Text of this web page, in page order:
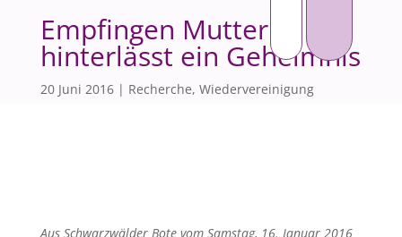
Empfingen Mutter
hinterlässt ein Geheimnis
20 Juni 2016| Recherche, Wiedervereinigung
Aus Schwarzwälder Bote vom Samstag, 16. Januar 2016